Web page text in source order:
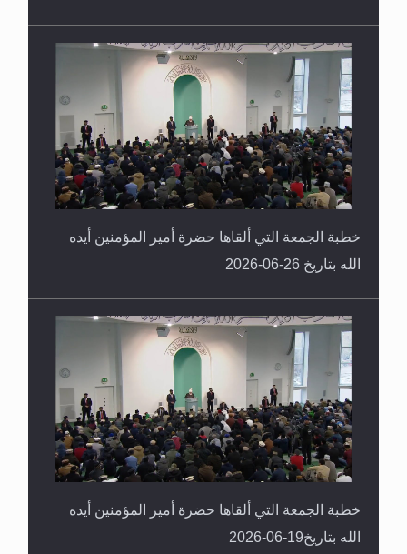
خطبة الجمعة التي ألقاها حضرة أمير المؤمنين أيده
الله بتاريخ 26-06-2026
خطبة الجمعة التي ألقاها حضرة أمير المؤمنين أيده
الله بتاريخ19-06-2026